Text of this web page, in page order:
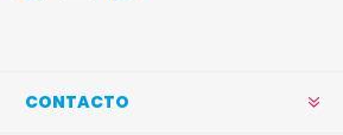
CONTACTO